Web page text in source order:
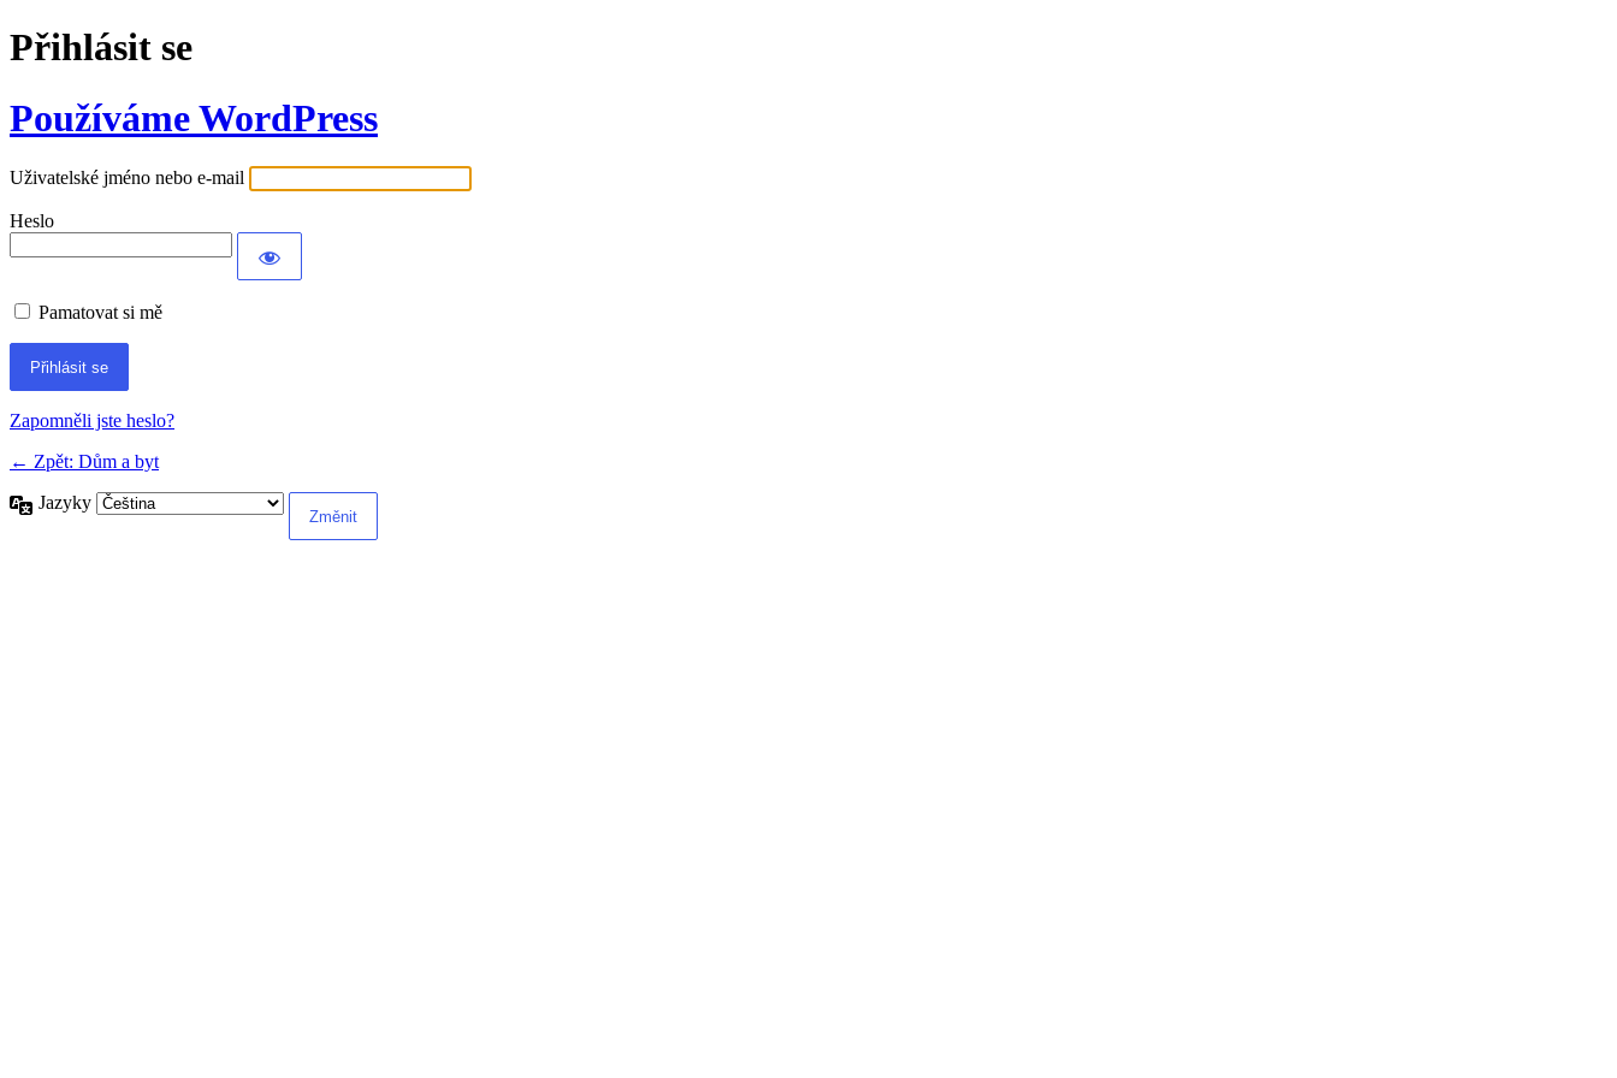
Přihlásit se
Používáme WordPress
Uživatelské jméno nebo e-mail
Heslo
Pamatovat si mě
Alternative:
Zapomněli jste heslo?
← Zpět: Dům a byt
Jazyky